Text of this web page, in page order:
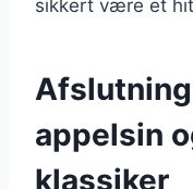
sikkert være et
appelsin
klassiker